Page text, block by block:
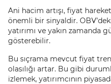
Ani hacim artışı, fiyat
önemli bir sinyaldir.
yatırımı ve yakın
gösterebilir.
Bu sıçrama mevcut fiyat
olasılığı artar. Bu gibi
izlemek, yatırımcının